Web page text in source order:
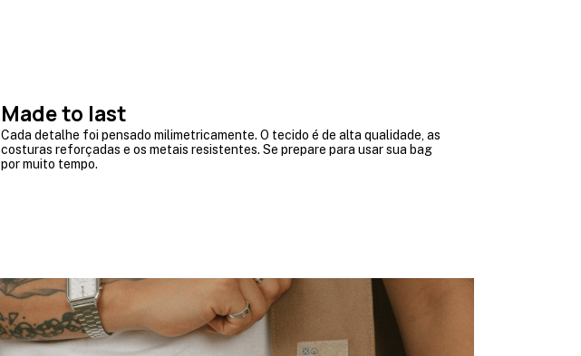
Made to last
Cada detalhe foi pensado milimetricamente. O tecido é de alta qualidade, as
costuras reforçadas e os metais resistentes. Se prepare para usar sua bag
por muito tempo.